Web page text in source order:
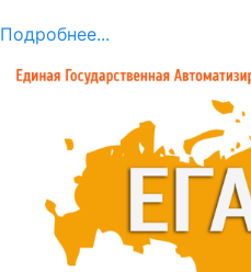
Подробнее...